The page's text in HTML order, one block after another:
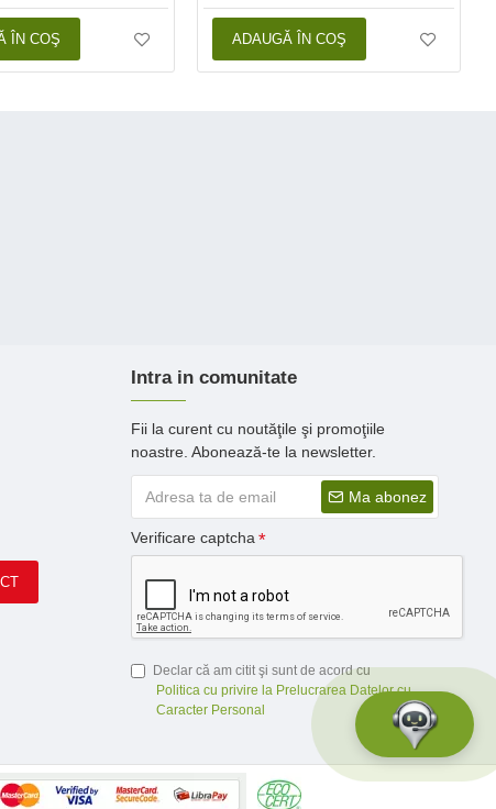
ÎN COŞ ADAUGĂ ÎN COŞ
Intra in comunitate
Fii la curent cu noutăţile şi promoţiile
noastre. Abonează-te la newsletter.
Ma abonez
Verificare captcha
Declar că am citit şi sunt de acord cu
Politica cu privire la Prelucrarea Datelor cu
Caracter Personal